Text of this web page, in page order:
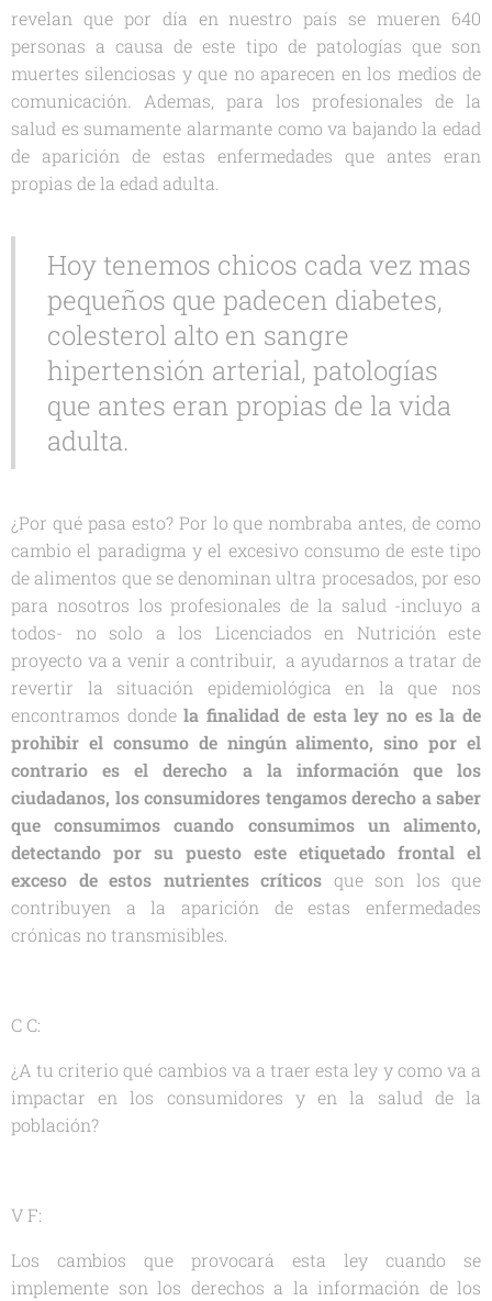
revelan que por día en nuestro país se mueren 640
personas a causa de este tipo de patologías que son
muertes silenciosas y que no aparecen en los medios de
comunicación. Ademas, para los profesionales de la
salud es sumamente alarmante como va bajando la edad
de aparición de estas enfermedades que antes eran
propias de la edad adulta.
Hoy tenemos chicos cada vez mas
pequeños que padecen diabetes,
colesterol alto en sangre
hipertensión arterial, patologías
que antes eran propias de la vida
adulta.
¿Por qué pasa esto? Por lo que nombraba antes, de como
cambio el paradigma y el excesivo consumo de este tipo
de alimentos que se denominan ultra procesados, por eso
para nosotros los profesionales de la salud -incluyo a
todos- no solo a los Licenciados en Nutrición este
proyecto va a venir a contribuir, a ayudarnos a tratar de
revertir la situación epidemiológica en la que nos
encontramos dondela finalidad de esta ley no es la de
prohibir el consumo de ningún alimento, sino por el
contrario es el derecho a la información que los
ciudadanos, los consumidores tengamos derecho a saber
que consumimos cuando consumimos un alimento,
detectando por su puesto este etiquetado frontal el
exceso de estos nutrientes críticos que son los que
contribuyen a la aparición de estas enfermedades
crónicas no transmisibles.
C C:
¿A tu criterio qué cambios va a traer esta ley y como va a
impactar en los consumidores y en la salud de la
población?
V F:
Los cambios que provocará esta ley cuando se
implemente son los derechos a la información de los